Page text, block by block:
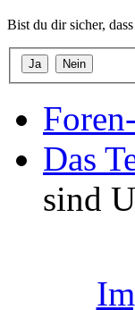
Bist du dir sicher,
Das
sind